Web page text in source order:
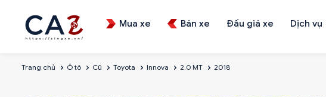
Mua xe Bán xe Đấu giá xe Dịch vụ
Trang chủ Ô tô Cũ Toyota Innova 2.0 MT 2018